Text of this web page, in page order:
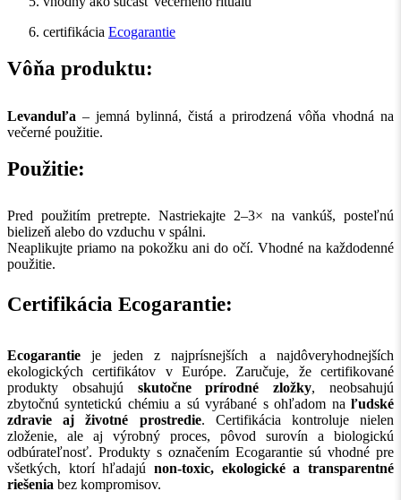
certifikácia Ecogarantie
Vôňa produktu:
Levanduľa – jemná bylinná, čistá a prirodzená vôňa vhodná na
večerné použitie.
Použitie:
Pred použitím pretrepte. Nastriekajte 2–3× na vankúš, posteľnú
bielizeň alebo do vzduchu v spálni.
Neaplikujte priamo na pokožku ani do očí. Vhodné na každodenné
použitie.
Certifikácia Ecogarantie:
Ecogarantie je jeden z najprísnejších a najdôveryhodnejších
ekologických certifikátov v Európe. Zaručuje, že certifikované
produkty obsahujú skutočne prírodné zložky, neobsahujú
zbytočnú syntetickú chémiu a sú vyrábané s ohľadom na ľudské
zdravie aj životné prostredie. Certifikácia kontroluje nielen
zloženie, ale aj výrobný proces, pôvod surovín a biologickú
odbúrateľnosť. Produkty s označením Ecogarantie sú vhodné pre
všetkých, ktorí hľadajú non-toxic, ekologické a transparentné
riešenia bez kompromisov.